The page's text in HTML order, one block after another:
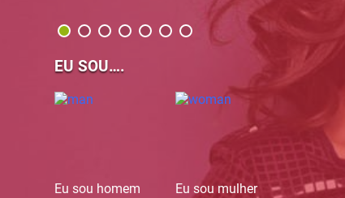
EU SOU….
Eu sou homem Eu sou mulher